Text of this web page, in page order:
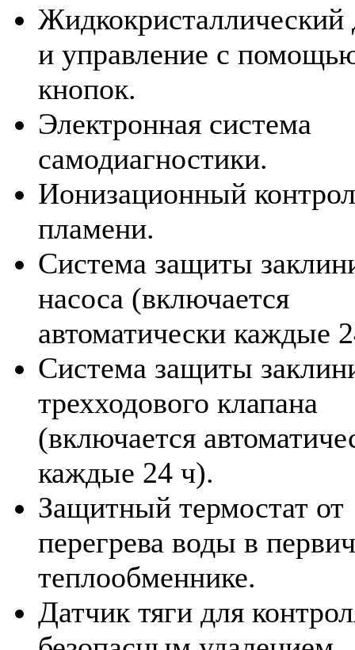
Жидкокристаллический
и управление с
кнопок.
Электронная система
самодиагностики.
Ионизационный
пламени.
Система защиты
насоса (включается
автоматически каждые
Система защиты
трехходового клапана
(включается
каждые 24 ч).
Защитный термостат от
перегрева воды в
теплообменнике.
Датчик тяги для